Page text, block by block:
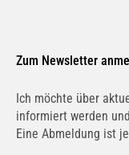
Zum Newsletter
Ich möchte über
informiert werden
Eine Abmeldung ist